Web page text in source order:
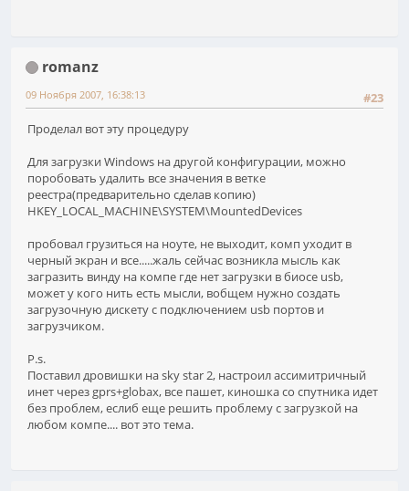
romanz
#23
09 Ноября 2007, 16:38:13
Проделал вот эту процедуру
Для загрузки Windows на другой конфигурации, можно
поробовать удалить все значения в ветке
реестра(предварительно сделав копию)
HKEY_LOCAL_MACHINE\SYSTEM\MountedDevices
пробовал грузиться на ноуте, не выходит, комп уходит в
черный экран и все.....жаль сейчас возникла мысль как
загразить винду на компе где нет загрузки в биосе usb,
может у кого нить есть мысли, вобщем нужно создать
загрузочную дискету с подключением usb портов и
загрузчиком.
P.s.
Поставил дровишки на sky star 2, настроил ассимитричный
инет через gprs+globax, все пашет, киношка со спутника идет
без проблем, еслиб еще решить проблему с загрузкой на
любом компе.... вот это тема.